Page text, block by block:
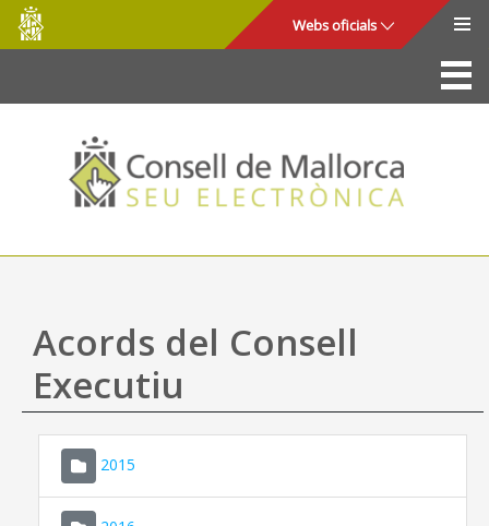
Salta al contingut principal
Consell
de
Mallorca
Webs oficials
La Seu
Consell de Mallorca
Accés i seguretat
Utilitats
Ajuda
Acords del Consell
Executiu
2015